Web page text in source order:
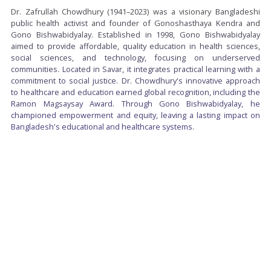
Dr. Zafrullah Chowdhury (1941–2023) was a visionary Bangladeshi
public health activist and founder of Gonoshasthaya Kendra and
Gono Bishwabidyalay. Established in 1998, Gono Bishwabidyalay
aimed to provide affordable, quality education in health sciences,
social sciences, and technology, focusing on underserved
communities. Located in Savar, it integrates practical learning with a
commitment to social justice. Dr. Chowdhury's innovative approach
to healthcare and education earned global recognition, including the
Ramon Magsaysay Award. Through Gono Bishwabidyalay, he
championed empowerment and equity, leaving a lasting impact on
Bangladesh's educational and healthcare systems.